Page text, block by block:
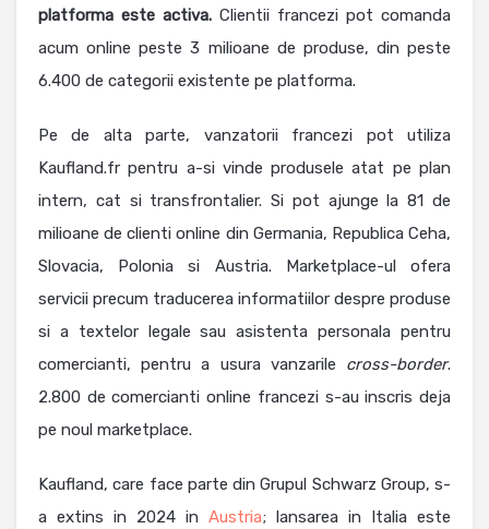
platforma este activa. Clientii francezi pot comanda
acum online peste 3 milioane de produse, din peste
6.400 de categorii existente pe platforma.
Pe de alta parte, vanzatorii francezi pot utiliza
Kaufland.fr pentru a-si vinde produsele atat pe plan
intern, cat si transfrontalier. Si pot ajunge la 81 de
milioane de clienti online din Germania, Republica Ceha,
Slovacia, Polonia si Austria. Marketplace-ul ofera
servicii precum traducerea informatiilor despre produse
si a textelor legale sau asistenta personala pentru
comercianti, pentru a usura vanzarile cross-border.
2.800 de comercianti online francezi s-au inscris deja
pe noul marketplace.
Kaufland, care face parte din Grupul Schwarz Group, s-
a extins in 2024 in Austria; lansarea in Italia este